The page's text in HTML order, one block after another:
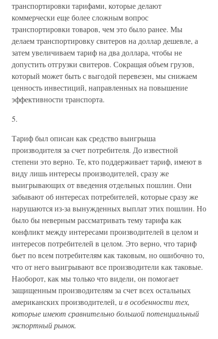
транспортировки тарифами, которые делают
коммерчески еще более сложным вопрос
транспортировки товаров, чем это было ранее. Мы
делаем транспортировку свитеров на доллар дешевле, а
затем увеличиваем тариф на два доллара, чтобы не
допустить отгрузки свитеров. Сокращая объем грузов,
который может быть с выгодой перевезен, мы снижаем
ценность инвестиций, направленных на повышение
эффективности транспорта.
5.
Тариф был описан как средство выигрыша
производителя за счет потребителя. До известной
степени это верно. Те, кто поддерживает тариф, имеют в
виду лишь интересы производителей, сразу же
выигрывающих от введения отдельных пошлин. Они
забывают об интересах потребителей, которые сразу же
нарушаются из-за вынужденных выплат этих пошлин. Но
было бы неверным рассматривать тему тарифа как
конфликт между интересами производителей в целом и
интересов потребителей в целом. Это верно, что тариф
бьет по всем потребителям как таковым, но ошибочно то,
что от него выигрывают все производители как таковые.
Наоборот, как мы только что видели, он помогает
защищенным производителям за счет всех остальных
американских производителей, и в особенности тех,
которые имеют сравнительно большой потенциальный
экспортный рынок.